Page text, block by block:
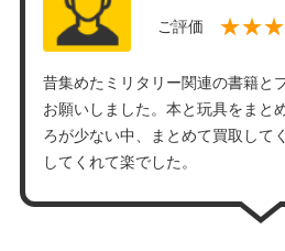
ご評価
昔集めたミリタリー関連の書籍と
お願いしました。本と玩具をまと
ろが少ない中、まとめて買取して
してくれて楽でした。